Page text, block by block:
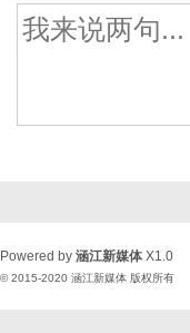
Powered by 涵江新媒体 X1.0
© 2015-2020 涵江新媒体 版权所有